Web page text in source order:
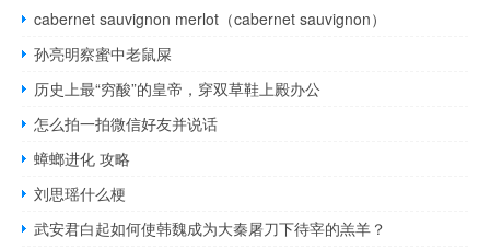
cabernet sauvignon merlot（cabernet sauvignon）
孙亮明察蜜中老鼠屎
历史上最“穷酸”的皇帝，穿双草鞋上殿办公
怎么拍一拍微信好友并说话
蟑螂进化 攻略
刘思瑶什么梗
武安君白起如何使韩魏成为大秦屠刀下待宰的羔羊？